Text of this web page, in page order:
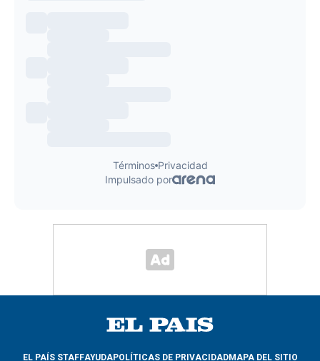
EL PAÍS STAFFAYUDAPOLÍTICAS DE PRIVACIDADMAPA DEL SITIO